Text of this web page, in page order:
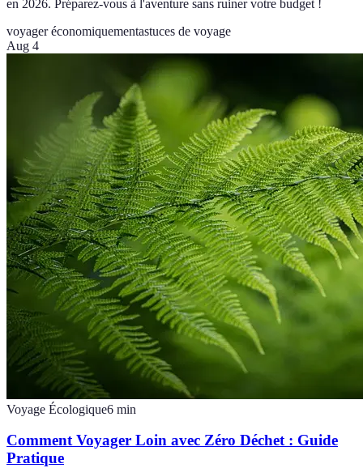
en 2026. Préparez-vous à l'aventure sans ruiner votre budget !
voyager économiquementastuces de voyage
Aug 4
Voyage Écologique6 min
Comment Voyager Loin avec Zéro Déchet : Guide
Pratique